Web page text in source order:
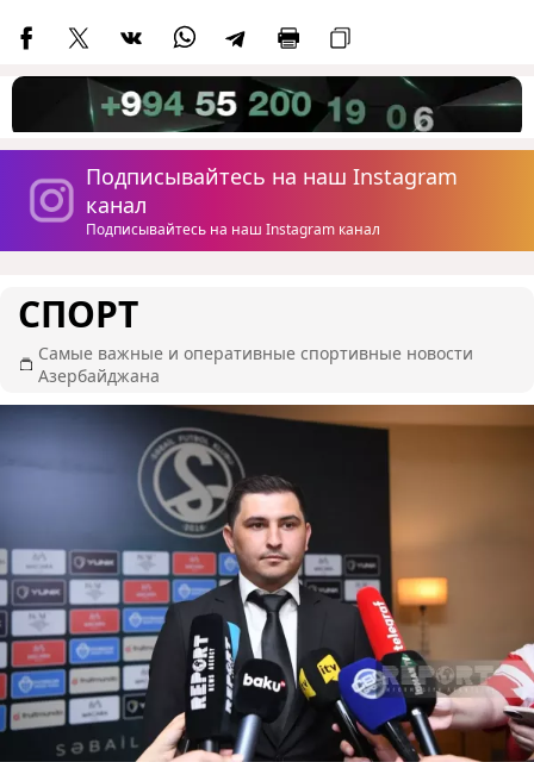
Подписывайтесь на наш Instagram
канал
Подписывайтесь на наш Instagram канал
СПОРТ
Самые важные и оперативные спортивные новости
Азербайджана